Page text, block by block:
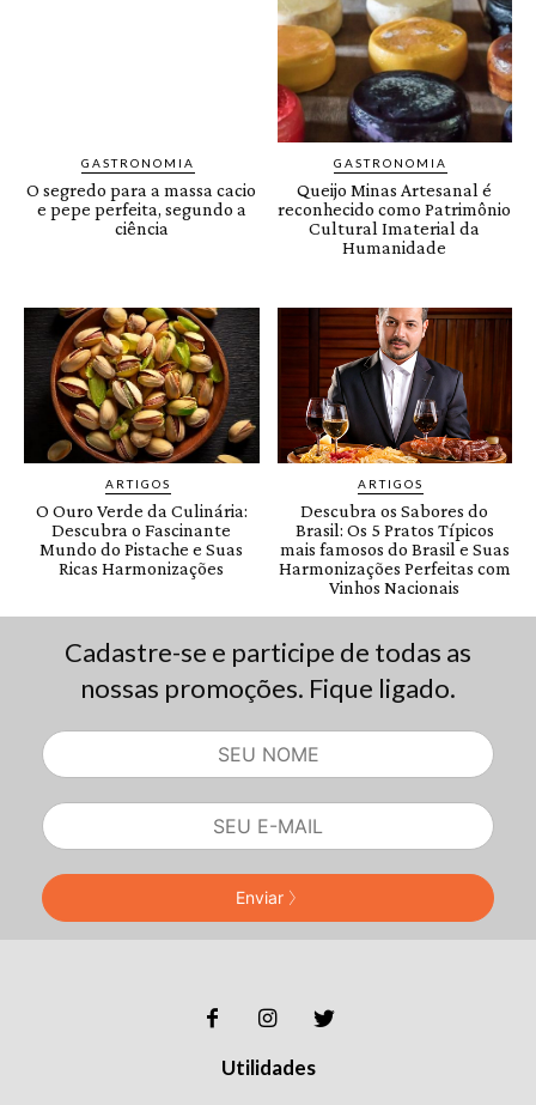
Cadastre-se e participe de todas as
nossas promoções. Fique ligado.
Enviar
Utilidades